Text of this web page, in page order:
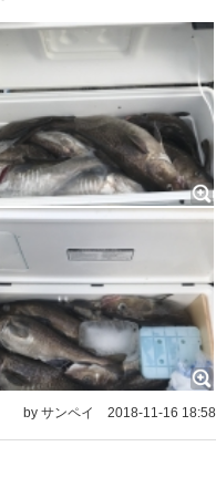
by サンペイ 2018-11-16 18:58